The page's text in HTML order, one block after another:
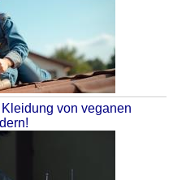
von veganen